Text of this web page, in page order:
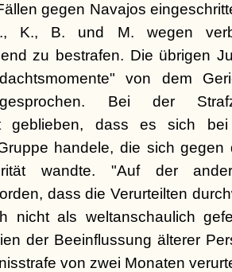
gegen Navajos
K., B. und M. wegen
zu bestrafen. Die übrigen
von dem
Bei der
geblieben, dass es sich
handele, die sich
wandte. "Auf der
dass die Verurteilten
nicht als weltanschaulich
der Beeinflussung älterer
von zwei Monaten